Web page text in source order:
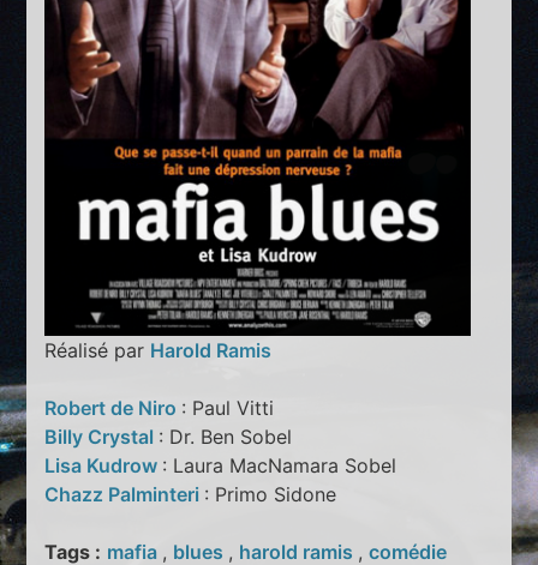
Réalisé par Harold Ramis
Robert de Niro : Paul Vitti
Billy Crystal : Dr. Ben Sobel
Lisa Kudrow : Laura MacNamara Sobel
Chazz Palminteri : Primo Sidone
Tags : mafia , blues , harold ramis ,comédie